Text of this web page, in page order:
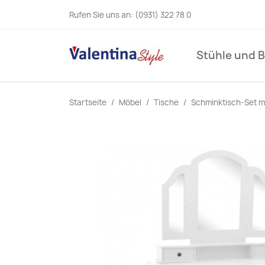
Rufen Sie uns an: (0931) 322 78 0
Stühle und
Startseite Möbel Tische Schminktisch-Set